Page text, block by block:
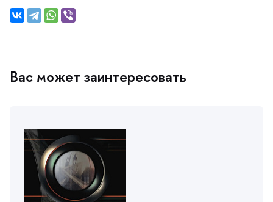
ас может заинтересовать